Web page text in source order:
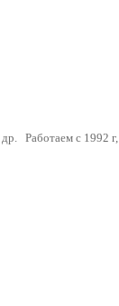
др. Работаем с 1992 г,